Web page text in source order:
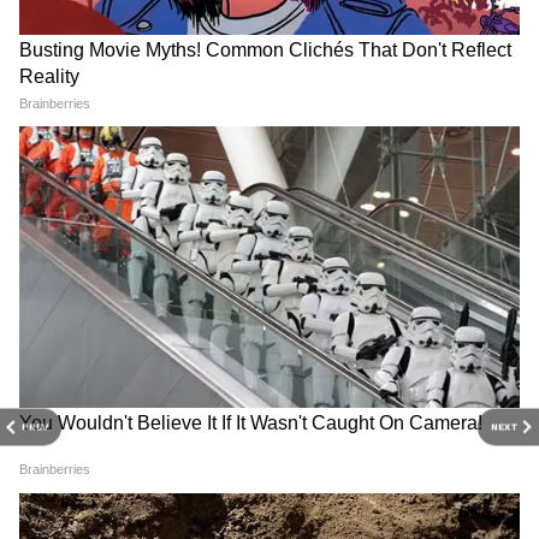
PREV NEXT
अब रुपाली के इस वीडियो को देखने के बाद उनके फैंस
काफी इमोशनल हो गए हैं। नितेश पांडे के निधन की खबर
सुनने के बाद रूपाली ने सोशल मीडिया पर पोस्ट कर
लिखा था, 'मैं शॉक हूं, इस खबर पर विश्वास नहीं हो रहा
है। आपको बता दें नितेश और रुपाली काफी अच्छे दोस्त
थे। दोनों ऑन स्क्रीन और ऑफ स्क्रीन स्टॉन्ग बॉन्ड शेयर
करते थे।
नितेश का हार्ट अटैक की वजह से हुआ निधन
दिवंगत अभिनेता का नितेश पांडे का 24 मई को इगतपुरी
में हार्ट अटैक की वजह से निधन हो गया था। उनका शव
RECOMMENDED STORIES